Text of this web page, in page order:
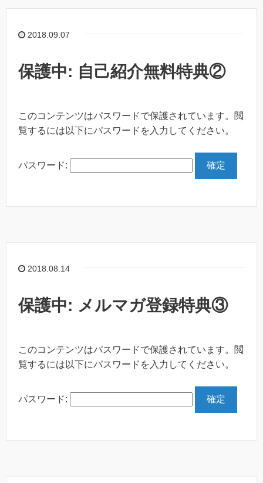
2018.09.07
保護中: 自己紹介無料特典②
このコンテンツはパスワードで保護されています。閲
覧するには以下にパスワードを入力してください。
パスワード:
2018.08.14
保護中: メルマガ登録特典③
このコンテンツはパスワードで保護されています。閲
覧するには以下にパスワードを入力してください。
パスワード: